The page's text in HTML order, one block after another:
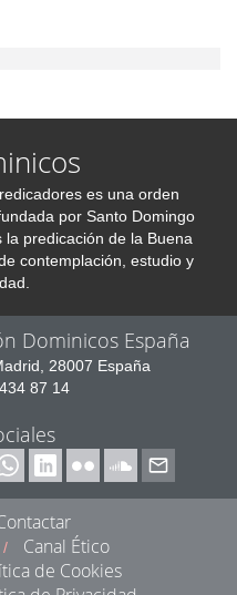
es una orden
por Santo Domingo
predicación de la Buena
contemplación, estudio y
Dominicos España
28007 España
87 14
/
Canal Ético
de Cookies